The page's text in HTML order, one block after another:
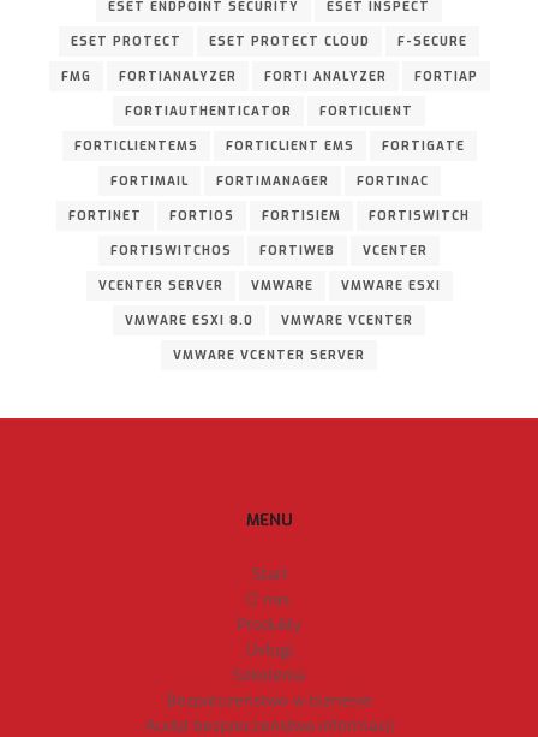
ESET ENDPOINT SECURITY ESET INSPECT
ESET PROTECT ESET PROTECT CLOUD F-SECURE
FMG FORTIANALYZER FORTI ANALYZER FORTIAP
FORTIAUTHENTICATOR FORTICLIENT
FORTICLIENTEMS FORTICLIENT EMS FORTIGATE
FORTIMAIL FORTIMANAGER FORTINAC
FORTINET FORTIOS FORTISIEM FORTISWITCH
FORTISWITCHOS FORTIWEB VCENTER
VCENTER SERVER VMWARE VMWARE ESXI
VMWARE ESXI 8.0 VMWARE VCENTER
VMWARE VCENTER SERVER
MENU
Start
O nas
Produkty
Usługi
Szkolenia
Bezpieczeństwo w biznesie
Audyt bezpieczeństwa informacji